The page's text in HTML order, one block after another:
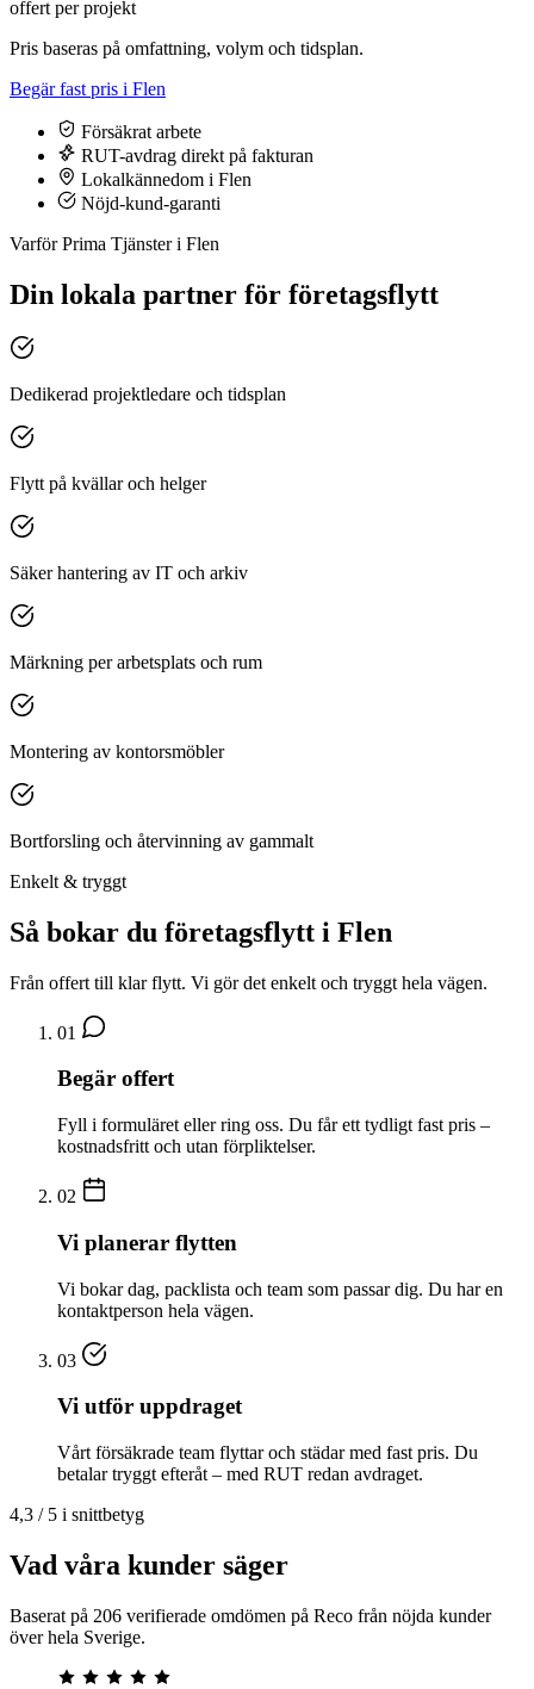
offert per projekt
Pris baseras på omfattning, volym och tidsplan.
Begär fast pris i Flen
Försäkrat arbete
RUT-avdrag direkt på fakturan
Lokalkännedom i Flen
Nöjd-kund-garanti
Varför Prima Tjänster i Flen
Din lokala partner för företagsflytt
Dedikerad projektledare och tidsplan
Flytt på kvällar och helger
Säker hantering av IT och arkiv
Märkning per arbetsplats och rum
Montering av kontorsmöbler
Bortforsling och återvinning av gammalt
Enkelt & tryggt
Så bokar du företagsflytt i Flen
Från offert till klar flytt. Vi gör det enkelt och tryggt hela vägen.
01
Begär offert
Fyll i formuläret eller ring oss. Du får ett tydligt fast pris –
kostnadsfritt och utan förpliktelser.
02
Vi planerar flytten
Vi bokar dag, packlista och team som passar dig. Du har en
kontaktperson hela vägen.
03
Vi utför uppdraget
Vårt försäkrade team flyttar och städar med fast pris. Du
betalar tryggt efteråt – med RUT redan avdraget.
4,3 / 5 i snittbetyg
Vad våra kunder säger
Baserat på 206 verifierade omdömen på Reco från nöjda kunder
över hela Sverige.